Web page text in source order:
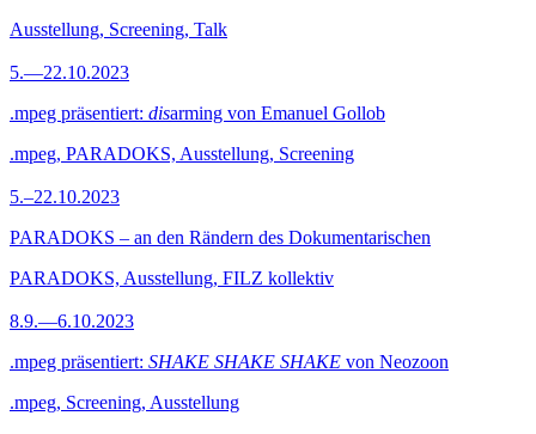
Ausstellung, Screening, Talk
5.—22.10.2023
.mpeg präsentiert: disarming von Emanuel Gollob
.mpeg, PARADOKS, Ausstellung, Screening
5.–22.10.2023
PARADOKS – an den Rändern des Dokumentarischen
PARADOKS, Ausstellung, FILZ kollektiv
8.9.—6.10.2023
.mpeg präsentiert: SHAKE SHAKE SHAKE von Neozoon
.mpeg, Screening, Ausstellung